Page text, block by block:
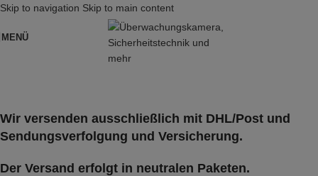
Skip to navigation Skip to main content
MENÜ
Wir versenden ausschließlich mit DHL/Post und
Sendungsverfolgung und Versicherung.
Der Versand erfolgt in neutralen Paketen.